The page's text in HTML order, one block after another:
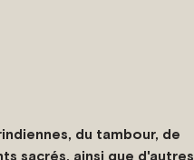
du tambour, de
sacrés, ainsi que d'autres